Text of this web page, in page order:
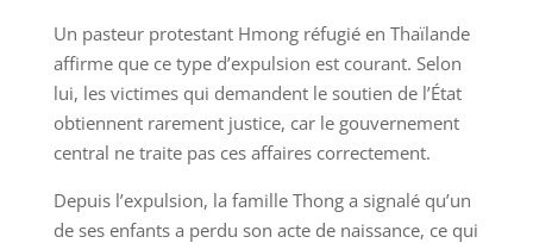
Un pasteur protestant Hmong réfugié en Thaïlande
affirme que ce type d’expulsion est courant. Selon
lui, les victimes qui demandent le soutien de l’État
obtiennent rarement justice, car le gouvernement
central ne traite pas ces affaires correctement.
Depuis l’expulsion, la famille Thong a signalé qu’un
de ses enfants a perdu son acte de naissance, ce qui